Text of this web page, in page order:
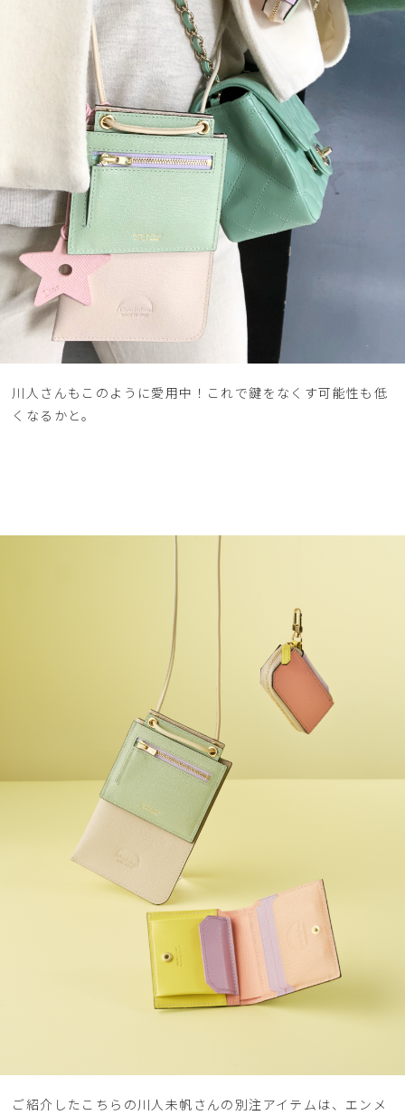
川人さんもこのように愛用中！これで鍵をなくす可能性も低
くなるかと。
ご紹介したこちらの川人未帆さんの別注アイテムは、エンメ